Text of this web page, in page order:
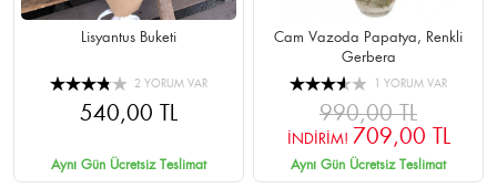
Lisyantus Buketi
2 YORUM VAR
540,00 TL
Aynı Gün Ücretsiz Teslimat
Cam Vazoda Papatya, Renkli
Gerbera
1 YORUM VAR
990,00 TL
İNDİRİM! 709,00 TL
Aynı Gün Ücretsiz Teslimat